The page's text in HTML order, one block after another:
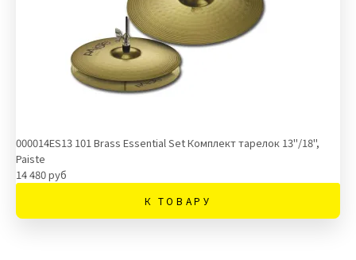
000014ES13 101 Brass Essential Set Комплект тарелок 13''/18'',
Paiste
14 480 руб
К ТОВАРУ